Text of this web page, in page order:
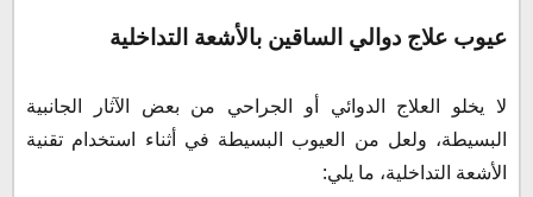
عيوب علاج دوالي الساقين بالأشعة التداخلية
لا يخلو العلاج الدوائي أو الجراحي من بعض الآثار الجانبية
البسيطة، ولعل من العيوب البسيطة في أثناء استخدام تقنية
الأشعة التداخلية، ما يلي: